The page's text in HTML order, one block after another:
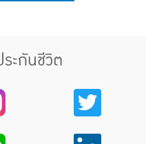
ะกันชีวิต